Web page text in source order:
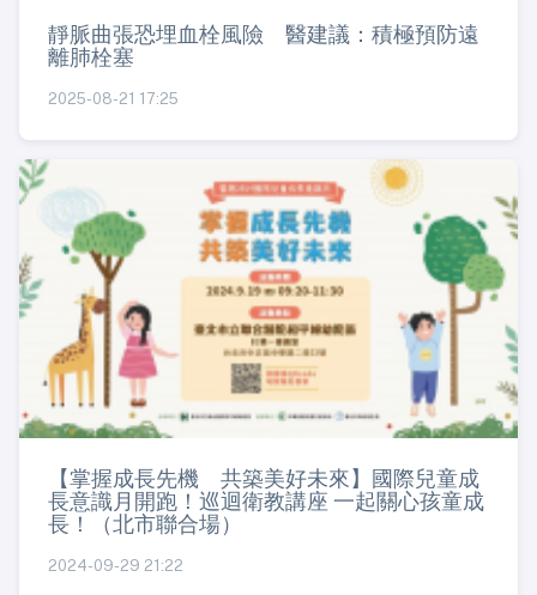
靜脈曲張恐埋血栓風險 醫建議：積極預防遠
離肺栓塞
2025-08-21 17:25
【掌握成長先機 共築美好未來】國際兒童成
長意識月開跑！巡迴衛教講座 一起關心孩童成
長！（北市聯合場）
2024-09-29 21:22